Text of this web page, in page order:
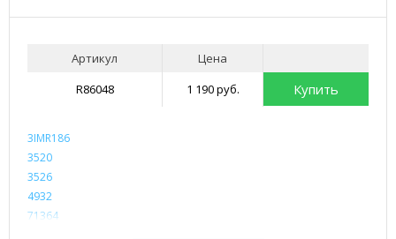
Артикул
Цена
R86048
1 190 руб. Купить
3IMR186
3520
3526
4932
71364